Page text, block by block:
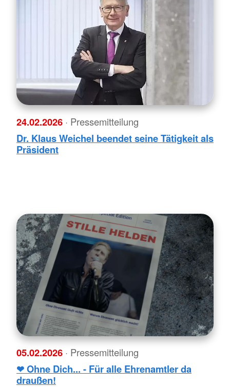
24.02.2026 · Pressemitteilung
Dr. Klaus Weichel beendet seine Tätigkeit als
Präsident
05.02.2026 · Pressemitteilung
❤ Ohne Dich... - Für alle Ehrenamtler da
draußen!